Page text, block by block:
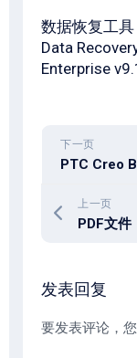
数据恢复工具
Data
Enterprise
下一页
上一页
发表回复
要发表评论，